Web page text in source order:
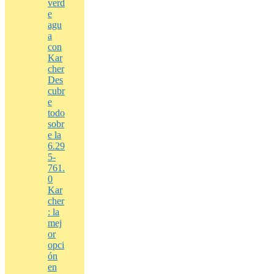
verd
e
agu
a
con
Kar
cher
Des
cubr
e
todo
sobr
e la
6.29
5-
761.
0
Kar
cher
: la
mej
or
opci
ón
en